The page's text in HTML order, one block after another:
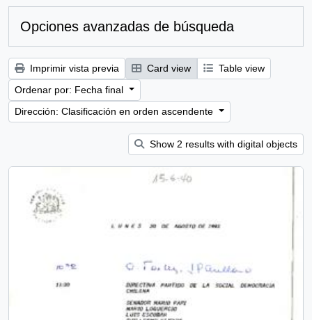
Opciones avanzadas de búsqueda
Imprimir vista previa Card view
Table view
Ordenar por: Fecha final
Dirección: Clasificación en orden ascendente
Show 2 results with digital objects